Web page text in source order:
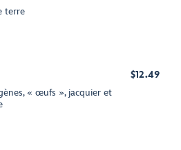
terre
« œufs », jacquier et
$12.49